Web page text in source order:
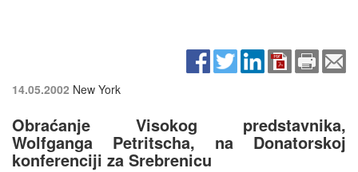
14.05.2002 New York
Obraćanje Visokog predstavnika,
Wolfganga Petritscha, na Donatorskoj
konferenciji za Srebrenicu